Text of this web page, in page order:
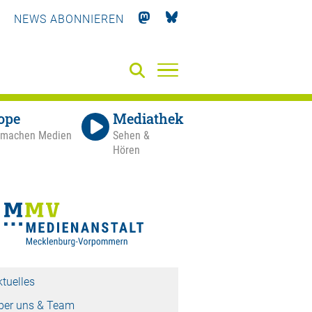
NEWS ABONNIEREN
Medien
Mediathek
Sehen &
Hören
uns & Team